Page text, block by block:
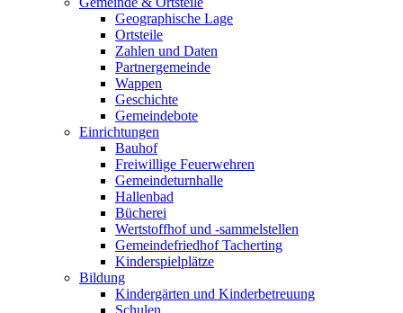
Geographische Lage
Ortsteile
Zahlen und Daten
Partnergemeinde
Wappen
Geschichte
Gemeindebote
Einrichtungen
Bauhof
Freiwillige Feuerwehren
Gemeindeturnhalle
Hallenbad
Bücherei
Wertstoffhof und -sammelstellen
Gemeindefriedhof Tacherting
Kinderspielplätze
Bildung
Kindergärten und Kinderbetreuung
Schulen